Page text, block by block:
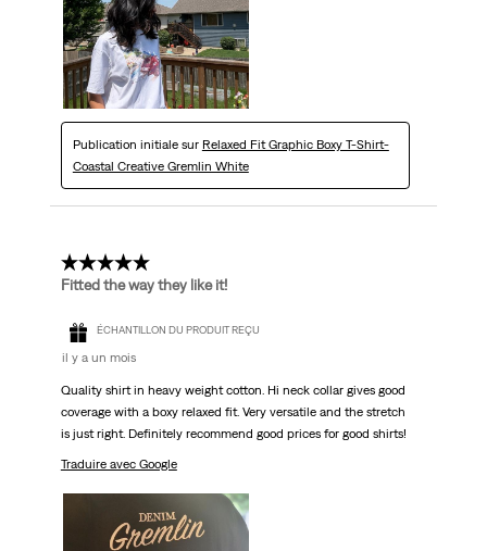
Publication initiale sur Relaxed Fit Graphic Boxy T-Shirt-
Coastal Creative Gremlin White
5 étoile(s) sur 5.
Fitted the way they like it!
ÉCHANTILLON DU PRODUIT REÇU
il y a un mois
Quality shirt in heavy weight cotton. Hi neck collar gives good
coverage with a boxy relaxed fit. Very versatile and the stretch
is just right. Definitely recommend good prices for good shirts!
Traduire avec Google